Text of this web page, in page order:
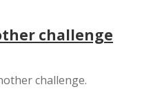
challenge
challenge.